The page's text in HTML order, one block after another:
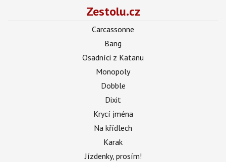
Zestolu.cz
Carcassonne
Bang
Osadníci z Katanu
Monopoly
Dobble
Dixit
Krycí jména
Na křídlech
Karak
Jízdenky, prosím!